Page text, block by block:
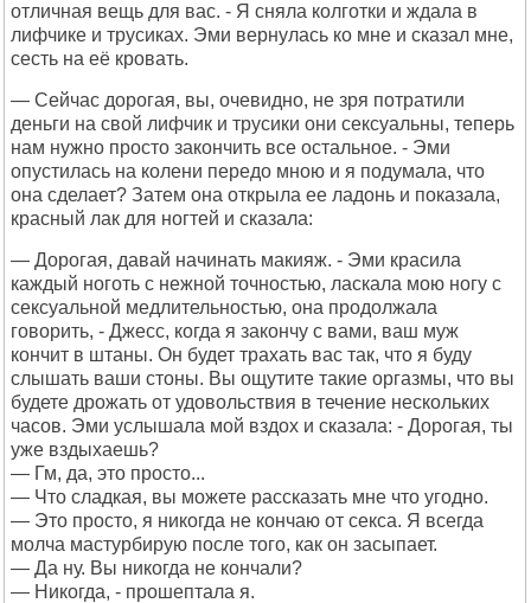
отличная вещь для вас. - Я сняла колготки и ждала в
лифчике и трусиках. Эми вернулась ко мне и сказал мне,
сесть на её кровать.
— Сейчас дорогая, вы, очевидно, не зря потратили
деньги на свой лифчик и трусики они сексуальны, теперь
нам нужно просто закончить все остальное. - Эми
опустилась на колени передо мною и я подумала, что
она сделает? Затем она открыла ее ладонь и показала,
красный лак для ногтей и сказала:
— Дорогая, давай начинать макияж. - Эми красила
каждый ноготь с нежной точностью, ласкала мою ногу с
сексуальной медлительностью, она продолжала
говорить, - Джесс, когда я закончу с вами, ваш муж
кончит в штаны. Он будет трахать вас так, что я буду
слышать ваши стоны. Вы ощутите такие оргазмы, что вы
будете дрожать от удовольствия в течение нескольких
часов. Эми услышала мой вздох и сказала: - Дорогая, ты
уже вздыхаешь?
— Гм, да, это просто...
— Что сладкая, вы можете рассказать мне что угодно.
— Это просто, я никогда не кончаю от секса. Я всегда
молча мастурбирую после того, как он засыпает.
— Да ну. Вы никогда не кончали?
— Никогда, - прошептала я.